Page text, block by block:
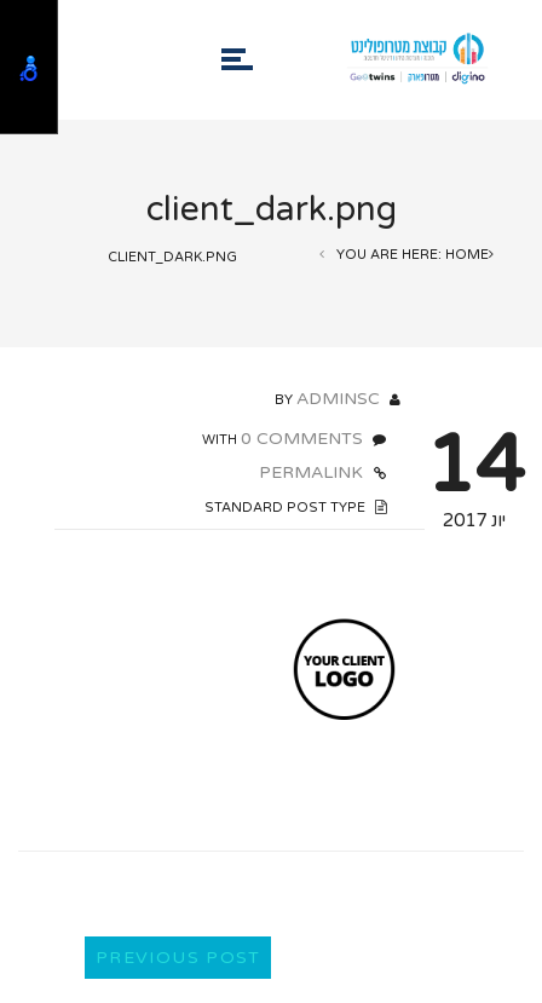
client_dark.png
YOU ARE HERE: HOME
CLIENT_DARK.PNG
14
יונ 2017
ADMINSC
0 COMMENTS
PREVIOUS POST